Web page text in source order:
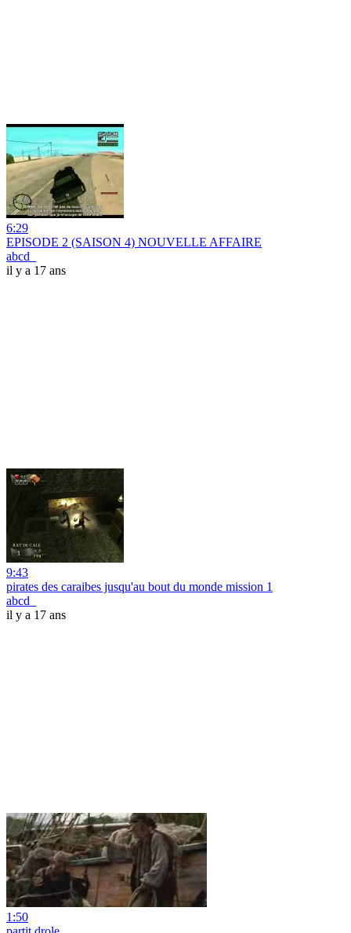
6:29
EPISODE 2 (SAISON 4) NOUVELLE AFFAIRE
abcd_
il y a 17 ans
9:43
pirates des caraibes jusqu'au bout du monde mission 1
abcd_
il y a 17 ans
1:50